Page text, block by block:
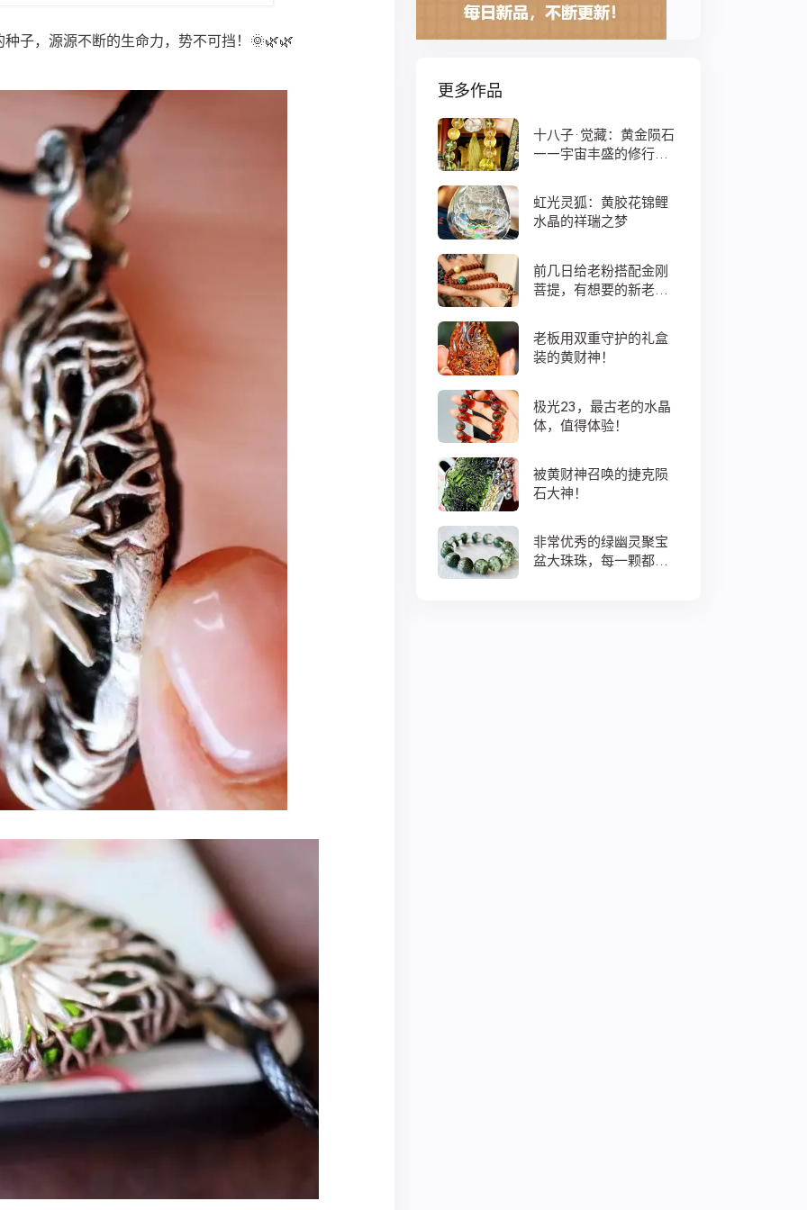
子，源源不断的生命力，势不可挡！🌞🌿🌿
更多作品
十八子·觉藏：黄金陨石
——宇宙丰盛的修行之
虹光灵狐：黄胶花锦鲤
水晶的祥瑞之梦
前几日给老粉搭配金刚
菩提，有想要的新老
老板用双重守护的礼盒
装的黄财神！
极光23，最古老的水晶
体，值得体验！
被黄财神召唤的捷克陨
石大神！
非常优秀的绿幽灵聚宝
盆大珠珠，每一颗都蕴